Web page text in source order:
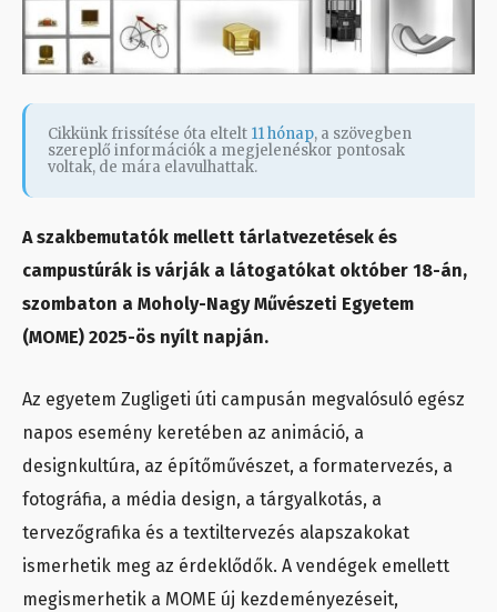
Cikkünk frissítése óta eltelt 11 hónap, a szövegben
szereplő információk a megjelenéskor pontosak
voltak, de mára elavulhattak.
A szakbemutatók mellett tárlatvezetések és
campustúrák is várják a látogatókat október 18-án,
szombaton a Moholy-Nagy Művészeti Egyetem
(MOME) 2025-ös nyílt napján.
Az egyetem Zugligeti úti campusán megvalósuló egész
napos esemény keretében az animáció, a
designkultúra, az építőművészet, a formatervezés, a
fotográfia, a média design, a tárgyalkotás, a
tervezőgrafika és a textiltervezés alapszakokat
ismerhetik meg az érdeklődők. A vendégek emellett
megismerhetik a MOME új kezdeményezéseit,